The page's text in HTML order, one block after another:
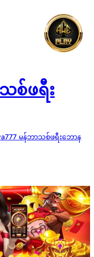
စ်ဖရီး
မန်ဘာသစ်ဖရီးဘောန